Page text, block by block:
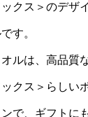
クス＞のデザ
す。
ルは、高品質
クス＞らしい
で、ギフトに